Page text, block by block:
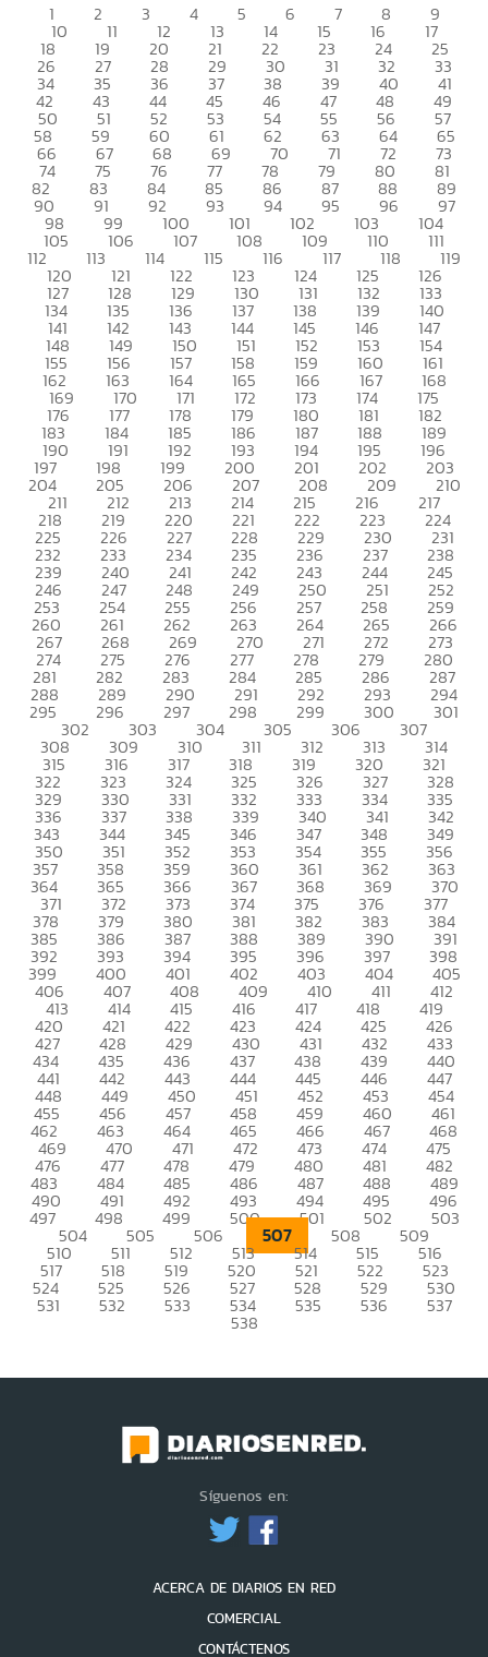
1 2 3 4 5 6 7 8 9
10 11 12 13 14 15 16 17
18 19 20 21 22 23 24 25
26 27 28 29 30 31 32 33
34 35 36 37 38 39 40 41
42 43 44 45 46 47 48 49
50 51 52 53 54 55 56 57
58 59 60 61 62 63 64 65
66 67 68 69 70 71 72 73
74 75 76 77 78 79 80 81
82 83 84 85 86 87 88 89
90 91 92 93 94 95 96 97
98 99 100 101 102 103 104
105 106 107 108 109 110 111
112 113 114 115 116 117 118 119
120 121 122 123 124 125 126
127 128 129 130 131 132 133
134 135 136 137 138 139 140
141 142 143 144 145 146 147
148 149 150 151 152 153 154
155 156 157 158 159 160 161
162 163 164 165 166 167 168
169 170 171 172 173 174 175
176 177 178 179 180 181 182
183 184 185 186 187 188 189
190 191 192 193 194 195 196
197 198 199 200 201 202 203
204 205 206 207 208 209 210
211 212 213 214 215 216 217
218 219 220 221 222 223 224
225 226 227 228 229 230 231
232 233 234 235 236 237 238
239 240 241 242 243 244 245
246 247 248 249 250 251 252
253 254 255 256 257 258 259
260 261 262 263 264 265 266
267 268 269 270 271 272 273
274 275 276 277 278 279 280
281 282 283 284 285 286 287
288 289 290 291 292 293 294
295 296 297 298 299 300 301
302 303 304 305 306 307
308 309 310 311 312 313 314
315 316 317 318 319 320 321
322 323 324 325 326 327 328
329 330 331 332 333 334 335
336 337 338 339 340 341 342
343 344 345 346 347 348 349
350 351 352 353 354 355 356
357 358 359 360 361 362 363
364 365 366 367 368 369 370
371 372 373 374 375 376 377
378 379 380 381 382 383 384
385 386 387 388 389 390 391
392 393 394 395 396 397 398
399 400 401 402 403 404 405
406 407 408 409 410 411 412
413 414 415 416 417 418 419
420 421 422 423 424 425 426
427 428 429 430 431 432 433
434 435 436 437 438 439 440
441 442 443 444 445 446 447
448 449 450 451 452 453 454
455 456 457 458 459 460 461
462 463 464 465 466 467 468
469 470 471 472 473 474 475
476 477 478 479 480 481 482
483 484 485 486 487 488 489
490 491 492 493 494 495 496
497 498 499 500 501 502 503
504 505 506 507 508 509
510 511 512 513 514 515 516
517 518 519 520 521 522 523
524 525 526 527 528 529 530
531 532 533 534 535 536 537
538
Síguenos en:
ACERCA DE DIARIOS EN RED
COMERCIAL
CONTÁCTENOS